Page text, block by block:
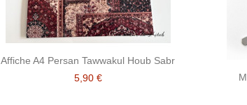
Affiche A4 Persan Tawwakul Houb Sabr
5,90 €